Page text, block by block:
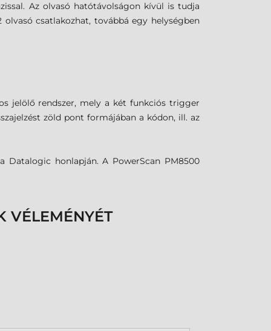
Az olvasó hatótávolságon kívül is tudja
csatlakozhat, továbbá egy helységben
jelölő rendszer, mely a két funkciós trigger
zöld pont formájában a kódon, ill. az
Datalogic honlapján. A PowerScan PM8500
VÉLEMÉNYÉT